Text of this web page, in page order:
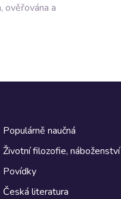
ověřována a
Populárně naučná
Životní filozofie, náboženství
Povídky
Česká literatura